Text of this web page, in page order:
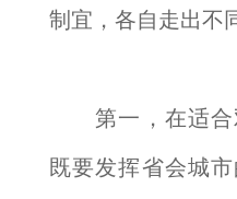
制宜，各自走出不
第一，在适合
既要发挥省会城